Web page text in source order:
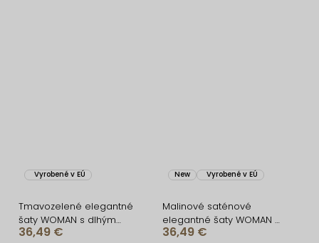
Vyrobené v EÚ
Tmavozelené elegantné
šaty WOMAN s dlhým
rukávom
36,49 €
New Vyrobené v EÚ
Malinové saténové
elegantné šaty WOMAN s
dlhým rukávom
36,49 €